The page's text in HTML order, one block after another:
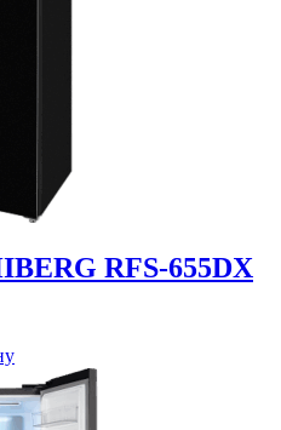
RFS-655DX